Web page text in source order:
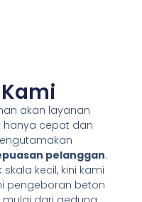
akan layanan
hanya cepat dan
pelanggan.
kecil, kini kami
pengeboran beton